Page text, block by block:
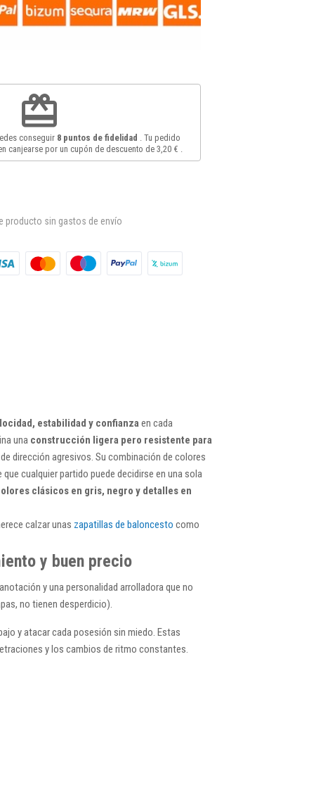
redeem
conseguir 8 puntos de fidelidad . Tu pedido
canjearse por un cupón de descuento de 3,20 €
producto sin gastos de envío
estabilidad y confianzaen cada
una construcción ligera pero resistente para
dirección agresivos. Su combinación de colores
cualquier partido puede decidirse en una sola
clásicos en gris, negro y detalles en
calzar unas zapatillas de baloncesto como
y buen precio
y una personalidad arrolladora que no
no tienen desperdicio).
y atacar cada posesión sin miedo. Estas
y los cambios de ritmo constantes.